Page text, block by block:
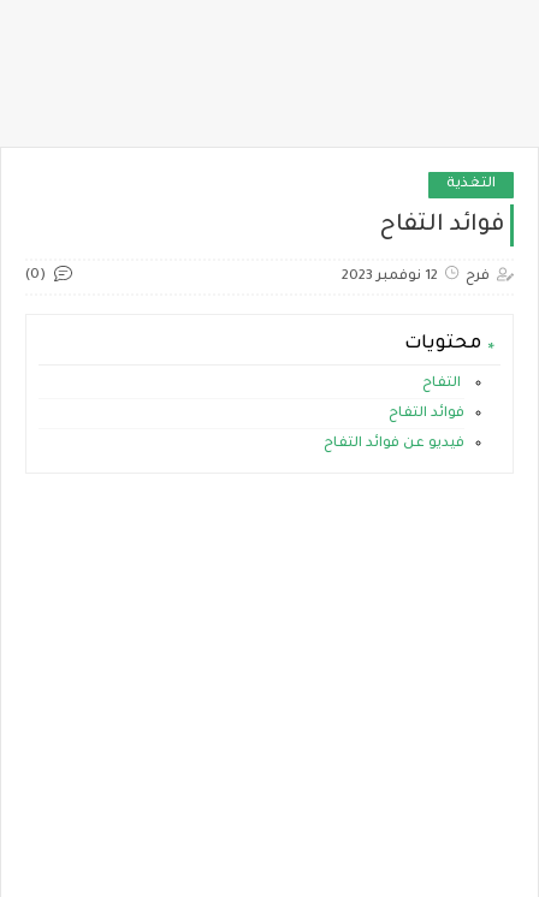
التغذية
فوائد التفاح
فرح 12 نوفمبر 2023 (0)
محتويات
التفاح
فوائد التفاح
فيديو عن فوائد التفاح